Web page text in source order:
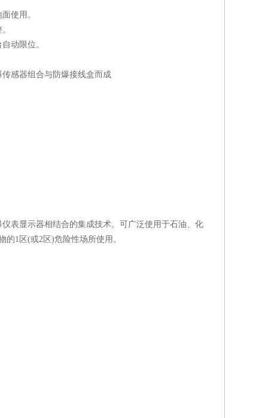
使用。
动限位。
感器组合与防爆接线盒而成
表显示器相结合的集成技术。可广泛使用于石油、化
1区(或2区)危险性场所使用。